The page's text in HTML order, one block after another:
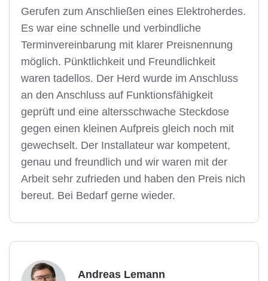
Gerufen zum Anschließen eines Elektroherdes.
Es war eine schnelle und verbindliche
Terminvereinbarung mit klarer Preisnennung
möglich. Pünktlichkeit und Freundlichkeit
waren tadellos. Der Herd wurde im Anschluss
an den Anschluss auf Funktionsfähigkeit
geprüft und eine altersschwache Steckdose
gegen einen kleinen Aufpreis gleich noch mit
gewechselt. Der Installateur war kompetent,
genau und freundlich und wir waren mit der
Arbeit sehr zufrieden und haben den Preis nich
bereut. Bei Bedarf gerne wieder.
Andreas Lemann